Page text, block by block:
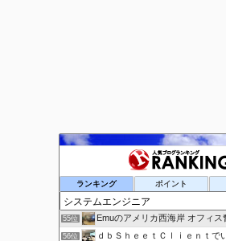
ランキング ポイント
53位 システムってこんな感じ
54位 SHARE-OB | 私たちの脳を共有
55位 Emuのアメリカ西海岸 オフィス
56位 ｄｂＳｈｅｅｔＣｌｉｅｎｔで